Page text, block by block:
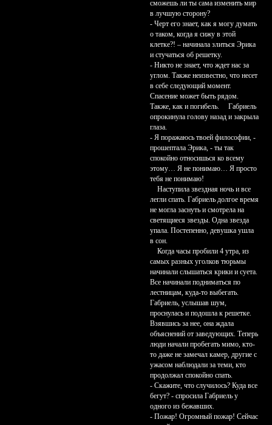
сможешь ли ты сама изменить мир
в лучшую сторону?
- Черт его знает, как я могу думать
о таком, когда я сижу в этой
клетке?! – начинала злиться Эрика
и стучаться об решетку.
- Никто не знает, что ждет нас за
углом. Также неизвестно, что несет
в себе следующий момент.
Спасение может быть рядом.
Также, как и погибель. Габриель
опрокинула голову назад и закрыла
глаза.
- Я поражаюсь твоей философии, -
прошептала Эрика, - ты так
спокойно относишься ко всему
этому… Я не понимаю… Я просто
тебя не понимаю!
Наступила звездная ночь и все
легли спать. Габриель долгое время
не могла заснуть и смотрела на
светящиеся звезды. Одна звезда
упала. Постепенно, девушка ушла
в сон.
Когда часы пробили 4 утра, из
самых разных уголков тюрьмы
начинали слышаться крики и суета.
Все начинали подниматься по
лестницам, куда-то выбегать.
Габриель, услышав шум,
проснулась и подошла к решетке.
Взявшись за нее, она ждала
объяснений от заведующих. Теперь
люди начали пробегать мимо, кто-
то даже не замечал камер, другие с
ужасом наблюдали за теми, кто
продолжал спокойно спать.
- Скажите, что случилось? Куда все
бегут? - спросила Габриель у
одного из бежавших.
- Пожар! Огромный пожар! Сейчас